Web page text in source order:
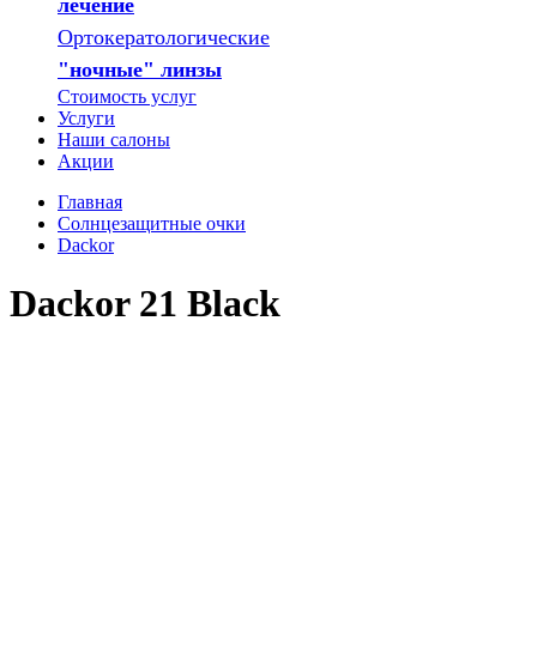
лечение
Ортокератологические
"ночные" линзы
Стоимость услуг
Услуги
Наши салоны
Акции
Главная
Солнцезащитные очки
Dackor
Dackor 21 Black